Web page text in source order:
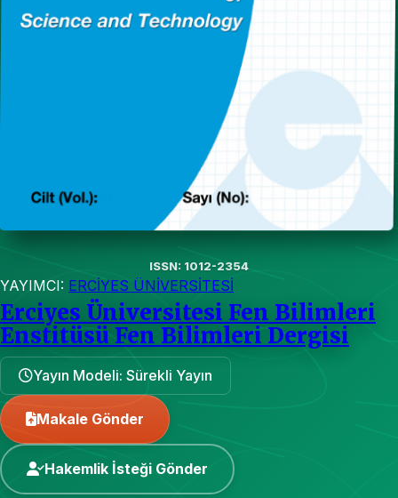
ISSN: 1012-2354
YAYIMCI: ERCİYES ÜNİVERSİTESİ
Erciyes Üniversitesi Fen Bilimleri
Enstitüsü Fen Bilimleri Dergisi
Yayın Modeli: Sürekli Yayın
Makale Gönder
Hakemlik İsteği Gönder